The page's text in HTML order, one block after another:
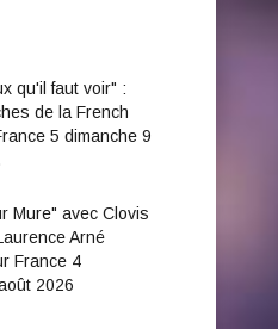
qu'il faut voir" :
de la French
5 dimanche 9
Mure" avec Clovis
Arné
France 4
2026